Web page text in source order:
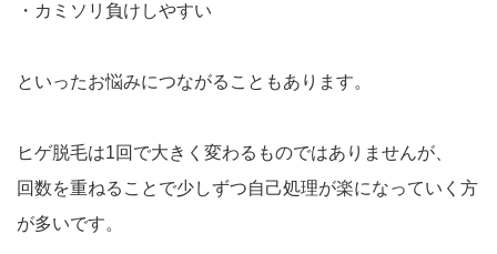
・カミソリ負けしやすい
といったお悩みにつながることもあります。
ヒゲ脱毛は1回で大きく変わるものではありませんが、
回数を重ねることで少しずつ自己処理が楽になっていく方
が多いです。